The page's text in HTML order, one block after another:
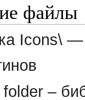
файлы
Icons\ —
folder –